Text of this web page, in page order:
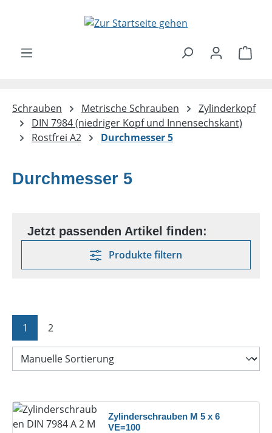
Zum Hauptinhalt springen
Schrauben Metrische Schrauben
Zylinderkopf
DIN 7984 (niedriger Kopf und Innensechskant)
Rostfrei A2
Durchmesser 5
Durchmesser 5
Produkte filtern
Seite
1 Seite
2
Zylinderschrauben M 5 x 6
VE=100